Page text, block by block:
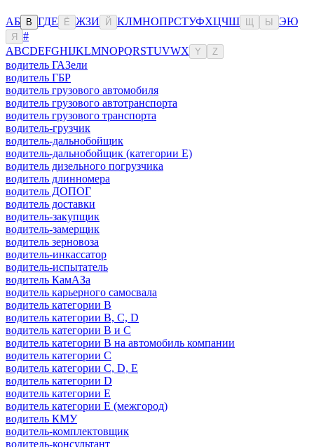
АБ В ГДЕ Ё ЖЗИ Й КЛМНОПРСТУФХЦЧШ Ы ЭЮ
Я
#
ABCDEFGHIJKLMNOPQRSTUVWX Y Z
водитель ГАЗели
водитель ГБР
водитель грузового автомобиля
водитель грузового автотранспорта
водитель грузового транспорта
водитель-грузчик
водитель-дальнобойщик
водитель-дальнобойщик (категории Е)
водитель дизельного погрузчика
водитель длинномера
водитель ДОПОГ
водитель доставки
водитель-закупщик
водитель-замерщик
водитель зерновоза
водитель-инкассатор
водитель-испытатель
водитель КамАЗа
водитель карьерного самосвала
водитель категории B
водитель категории B, C, D
водитель категории B и C
водитель категории B на автомобиль компании
водитель категории C
водитель категории C, D, E
водитель категории D
водитель категории E
водитель категории E (межгород)
водитель КМУ
водитель-комплектовщик
водитель-консультант